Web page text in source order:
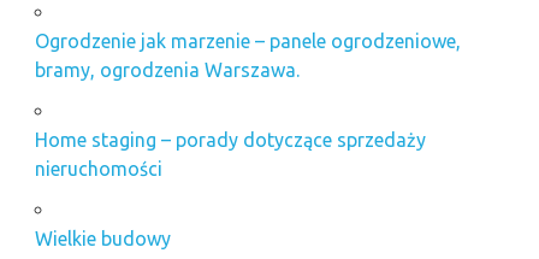
Ogrodzenie jak marzenie – panele ogrodzeniowe,
bramy, ogrodzenia Warszawa.
Home staging – porady dotyczące sprzedaży
nieruchomości
Wielkie budowy